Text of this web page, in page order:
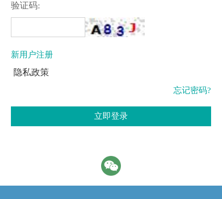
验证码:
新用户注册
隐私政策
忘记密码?
立即登录